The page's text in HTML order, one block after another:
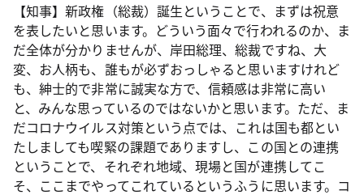
【知事】新政権（総裁）誕生ということで、まずは祝意
を表したいと思います。どういう面々で行われるのか、ま
だ全体が分かりませんが、岸田総理、総裁ですね、大
変、お人柄も、誰もが必ずおっしゃると思いますけれど
も、紳士的で非常に誠実な方で、信頼感は非常に高い
と、みんな思っているのではないかと思います。ただ、ま
だコロナウイルス対策という点では、これは国も都とい
たしましても喫緊の課題でありますし、この国との連携
ということで、それぞれ地域、現場と国が連携してこ
そ、ここまでやってこれているというふうに思います。コ